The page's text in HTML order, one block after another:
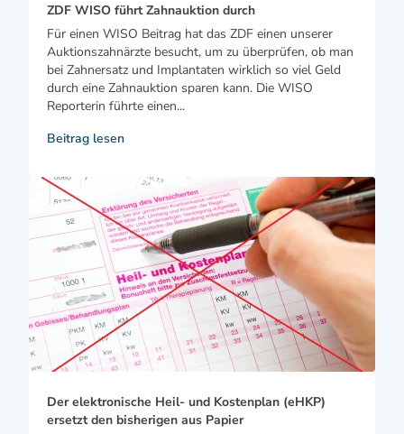
ZDF WISO führt Zahnauktion durch
Für einen WISO Beitrag hat das ZDF einen unserer
Auktionszahnärzte besucht, um zu überprüfen, ob man
bei Zahnersatz und Implantaten wirklich so viel Geld
durch eine Zahnauktion sparen kann. Die WISO
Reporterin führte einen...
Beitrag lesen
Der elektronische Heil- und Kostenplan (eHKP)
ersetzt den bisherigen aus Papier